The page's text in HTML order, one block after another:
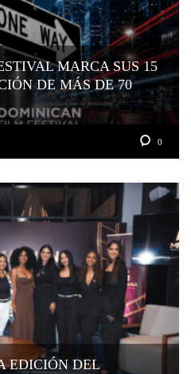
MARCA SUS 15
DE MÁS DE 70
0
EDICIÓN DEL